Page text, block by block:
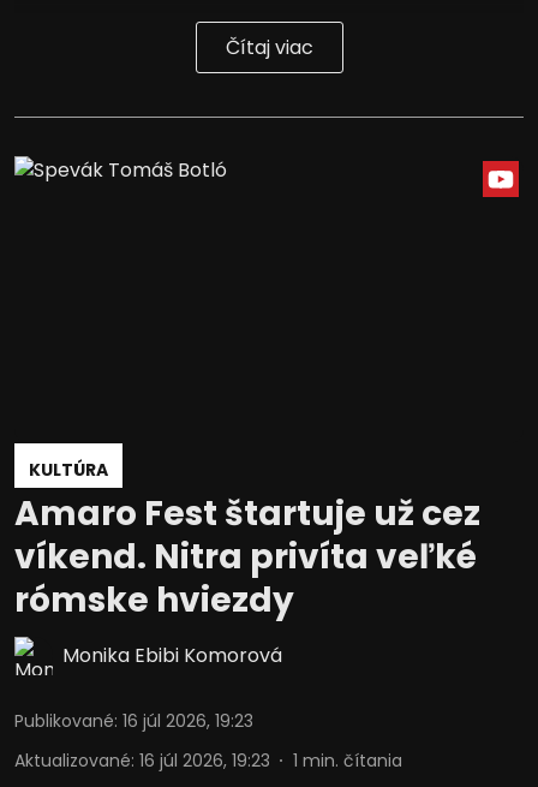
Čítaj viac
KULTÚRA
Amaro Fest štartuje už cez
víkend. Nitra privíta veľké
rómske hviezdy
Monika Ebibi Komorová
Publikované: 16 júl 2026, 19:23
Aktualizované: 16 júl 2026, 19:23 1 min. čítania